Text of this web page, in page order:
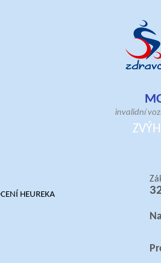
invalidní
ortézy,